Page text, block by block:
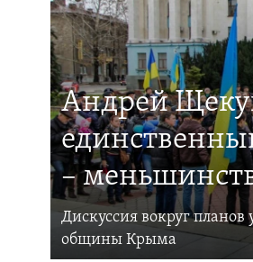
Андрей
–
Дискуссия вокруг
общины Крыма